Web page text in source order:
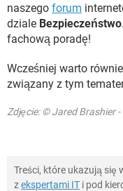
naszego forum
dziale Bezpieczeństwo
fachową poradę!
Wcześniej warto
związany z tym
Zdjęcie: © Jared Brashier
Treści, które ukazują się
zekspertami IT i pod